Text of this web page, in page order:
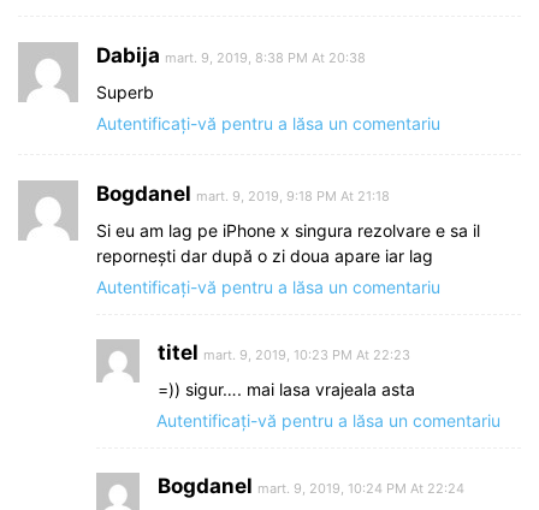
Dabija mart. 9, 2019, 8:38 PM At 20:38
Superb
Autentificați-vă pentru a lăsa un comentariu
Bogdanel mart. 9, 2019, 9:18 PM At 21:18
Si eu am lag pe iPhone x singura rezolvare e sa il
repornești dar după o zi doua apare iar lag
Autentificați-vă pentru a lăsa un comentariu
titel mart. 9, 2019, 10:23 PM At 22:23
=)) sigur…. mai lasa vrajeala asta
Autentificați-vă pentru a lăsa un comentariu
Bogdanel mart. 9, 2019, 10:24 PM At 22:24